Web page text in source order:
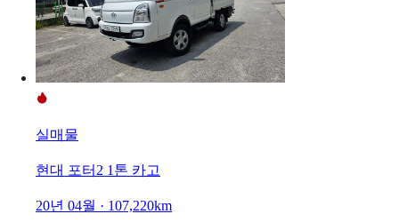
실매물
현대 포터2 1톤 카고
20년 04월 · 107,220km